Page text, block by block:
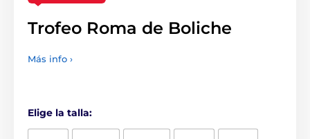
Trofeo Roma de Boliche
Más info ›
Elige la talla: